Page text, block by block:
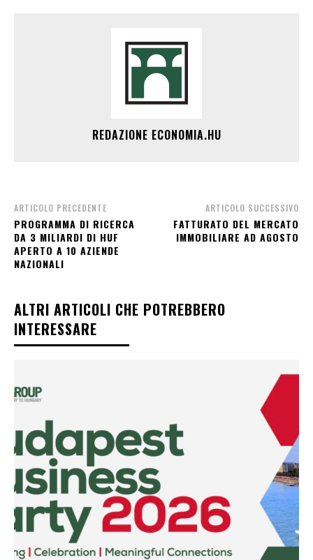
REDAZIONE ECONOMIA.HU
ARTICOLO PRECEDENTE
PROGRAMMA DI RICERCA
DA 3 MILIARDI DI HUF
APERTO A 10 AZIENDE
NAZIONALI
ARTICOLO SUCCESSIVO
FATTURATO DEL MERCATO
IMMOBILIARE AD AGOSTO
ALTRI ARTICOLI CHE POTREBBERO
INTERESSARE